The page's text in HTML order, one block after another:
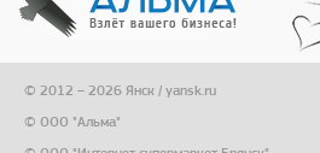
© 2012 – 2026 Янск / yansk.ru
© ООО "Альма"